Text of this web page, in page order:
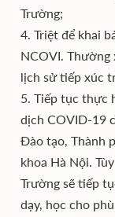
Trường;
4. Triệt để khai
NCOVI. Thường
lịch sử tiếp xúc
5. Tiếp tục thực
dịch COVID-19
Đào tạo, Thành
khoa Hà Nội.
Trường sẽ tiếp
dạy, học cho